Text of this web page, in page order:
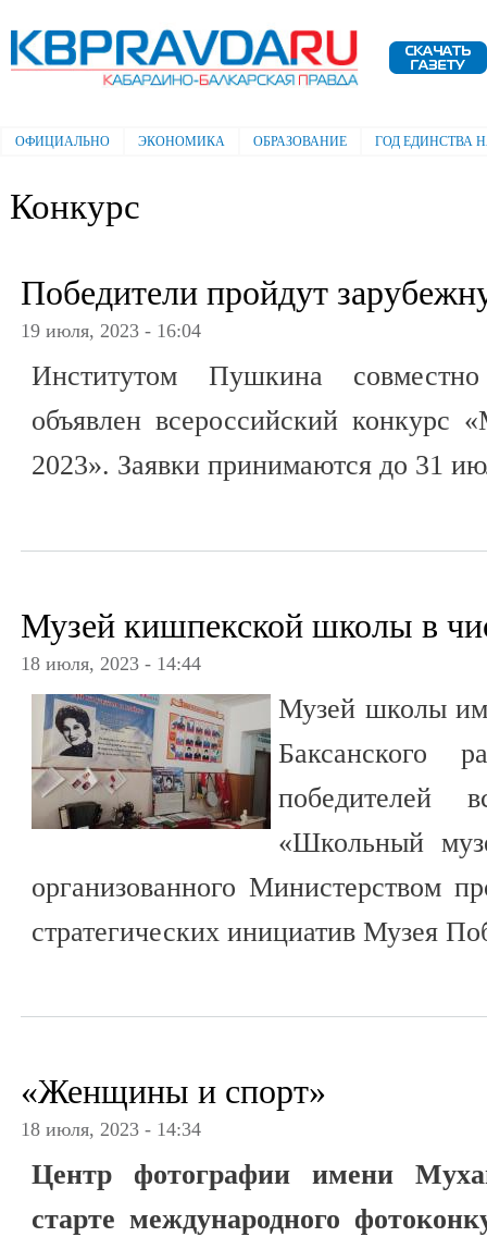
Электронная газета "Кабардино-
Балкарская правда"
Главное меню
ОФИЦИАЛЬНО ЭКОНОМИКА ОБРАЗОВАНИЕ ГОД ЕДИНСТВА
Конкурс
Победители пройдут
19 июля, 2023 - 16:04
Институтом Пушкина
объявлен всероссийский конкурс
2023». Заявки принимаются до 31
Музей кишпекской школы в
18 июля, 2023 - 14:44
Музей школы
Баксанского
победителей
«Школьный
организованного Министерством
стратегических инициатив Музея
«Женщины и спорт»
18 июля, 2023 - 14:34
Центр фотографии имени
старте международного